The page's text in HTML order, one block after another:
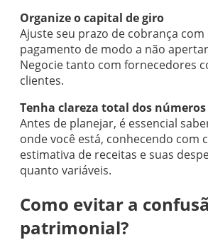
Organize o capital de giro
Ajuste seu prazo de cobrança com
pagamento de modo a não
Negocie tanto com fornecedores
clientes.
Tenha clareza total dos números
Antes de planejar, é essencial
onde você está, conhecendo com
estimativa de receitas e suas
quanto variáveis.
Como evitar a
patrimonial?